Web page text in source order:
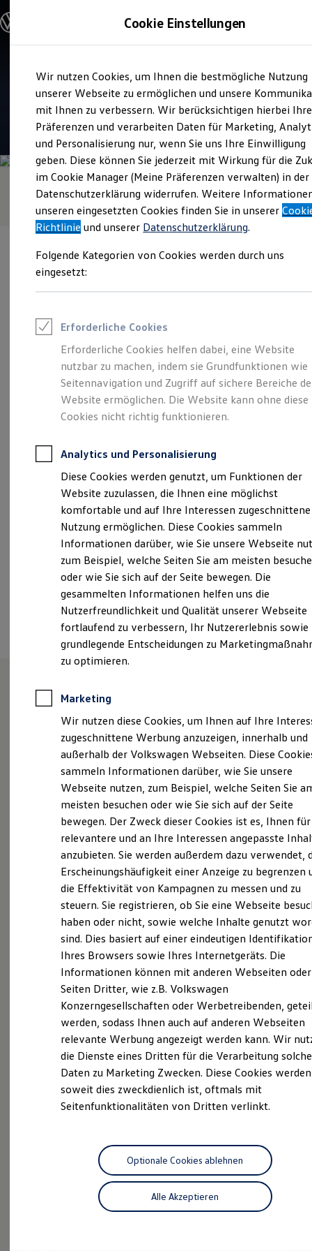
Hauptinhalt
springen
Footer
springen
Modelle & Konfigurator
Nutzfahrzeugkategorien entdecken
Modelle konfigurieren
Vorgängermodelle und Oldtimer
Vorgängermodelle
Oldtimer
Bulli Historie
Branchenlösungen & Gewerbekunden
Umbaulösungen und Hersteller finden
Auf- und Umbauten entdecken & konfigurieren
Groß- und Sonderkunden
Großkunden
Kommunen & Behörden
Journalisten
Sportvereine
Branchenlösungen
Gewerbliche Personenbeförderung
Service & mobile Werkstätten
Menschen mit Behinderung
Rettungsdienste
ONE Business ID Vorteile
Fahrzeugsuche & Marktplatz
Fahrzeugsuche
Fahrzeuge online kaufen
Digitaler Marktplatz
Kauf & Finanzierung
Online-Fahrzeugbewertung
Für Privatkunden
Für Gewerbekunden
Profi Paket
TopDeal
Gebrauchtwagen
ProfiPartner für Gebrauchtwagen
Zertifizierte Gebrauchtwagen
Finanzierung
Für Privatkunden
Für Gewerbekunden
Leasing
Für Privatkunden
Für Gewerbekunden
Versicherungen & Garantien
Garantien
Kfz-Versicherung für Nutzfahrzeuge
Restschuldversicherung
Wartungsverträge
Reparatur & Service
Sommer-Special
Reparatur, Pflege & Inspektion
Servicetermin anfragen
Service-Vorteile bei Volkswagen Nutzfahrzeuge
ServicePlus
Economy Service
Räder & Reifen Service
Ersatzfahrzeuge
Notdienst und Pannenhilfe
Software, Konnektivität & Apps
California App
VW Connect für Ihren Transporter/Caravelle
VW Connect für Ihren Amarok
VW Connect für andere Modelle
Fleet Interface Data
Multistop Pathfinder
Übersicht Software Updates
Digitales Bordbuch
Fahrerassistenz- und Sicherheitssysteme
Kontrollleuchten
Kurzfahrprofile und Ölverdünnung
Batterieverordnung
XTL-Dieselkraftstoff
Ersatzteile und Betriebsflüssigkeiten
Original Zubehör und Lifestyle Produkte
myVolkswagen
myVolkswagen Business
Elektrisch & Autonom
Unser Ansatz
Reichweitensimulator
Ladezeitensimulator
Ladelösungen für Privatkunden
Ladelösungen für Gewerbekunden
Wallbox und Ladekabel
Bidirektionales Laden
Verkauf und Service
Hermann Klein
4.8| 248 Bewertungen
Niedervellmarsche Straße 25 A, 34233 Fuldatal
info@autohaus-klein.de
+49 561 81030
Samstag
12:00
Ansprechpartner
Termin vereinbaren
Unsere Leistungen
Überblick
Neuwagen Nutzfahrzeuge
Neuwagen Caddy - Multivan -
California
ID.Buzz
Service
ServicePlus
Volkswagen Economy
Service
KEPService
Probefahrt
Cookie Einstellungen
Wir nutzen Cookies, um Ihnen die bestmögliche Nutzung
unserer Webseite zu ermöglichen und unsere
mit Ihnen zu verbessern. Wir berücksichtigen hierbei Ihre
Präferenzen und verarbeiten Daten für Marketing,
und Personalisierung nur, wenn Sie uns Ihre Einwilligung
geben. Diese können Sie jederzeit mit Wirkung für die
im Cookie Manager (Meine Präferenzen verwalten) in der
Datenschutzerklärung widerrufen. Weitere
unseren eingesetzten Cookies finden Sie in unserer
Richtlinie und unserer Datenschutzerklärung.
Folgende Kategorien von Cookies werden durch uns
eingesetzt:
Erforderliche Cookies
Erforderliche Cookies helfen dabei, eine Website
nutzbar zu machen, indem sie Grundfunktionen wie
Seitennavigation und Zugriff auf sichere Bereiche
Website ermöglichen. Die Website kann ohne diese
Cookies nicht richtig funktionieren.
Analytics und Personalisierung
Diese Cookies werden genutzt, um Funktionen der
Website zuzulassen, die Ihnen eine möglichst
komfortable und auf Ihre Interessen zugeschnittene
Nutzung ermöglichen. Diese Cookies sammeln
Informationen darüber, wie Sie unsere Webseite
zum Beispiel, welche Seiten Sie am meisten
oder wie Sie sich auf der Seite bewegen. Die
gesammelten Informationen helfen uns die
Nutzerfreundlichkeit und Qualität unserer Webseite
fortlaufend zu verbessern, Ihr Nutzererlebnis sowie
grundlegende Entscheidungen zu
zu optimieren.
Marketing
Wir nutzen diese Cookies, um Ihnen auf Ihre
zugeschnittene Werbung anzuzeigen, innerhalb und
außerhalb der Volkswagen Webseiten. Diese
sammeln Informationen darüber, wie Sie unsere
Webseite nutzen, zum Beispiel, welche Seiten Sie
meisten besuchen oder wie Sie sich auf der Seite
bewegen. Der Zweck dieser Cookies ist es, Ihnen für
relevantere und an Ihre Interessen angepasste
anzubieten. Sie werden außerdem dazu verwendet,
Erscheinungshäufigkeit einer Anzeige zu begrenzen
die Effektivität von Kampagnen zu messen und zu
steuern. Sie registrieren, ob Sie eine Webseite
haben oder nicht, sowie welche Inhalte genutzt
sind. Dies basiert auf einer eindeutigen
Ihres Browsers sowie Ihres Internetgeräts. Die
Informationen können mit anderen Webseiten oder
Seiten Dritter, wie z.B. Volkswagen
Konzerngesellschaften oder Werbetreibenden,
werden, sodass Ihnen auch auf anderen Webseiten
relevante Werbung angezeigt werden kann. Wir
die Dienste eines Dritten für die Verarbeitung
Daten zu Marketing Zwecken. Diese Cookies
soweit dies zweckdienlich ist, oftmals mit
Seitenfunktionalitäten von Dritten verlinkt.
Alle Akzeptieren
Optionale Cookies ablehnen